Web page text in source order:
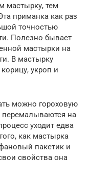
мастырку, тем
приманка как раз
точностью
Полезно бывает
мастырки на
В мастырку
укроп и
можно гороховую
перемалываются на
уходит едва
как мастырка
пакетик и
свойства она